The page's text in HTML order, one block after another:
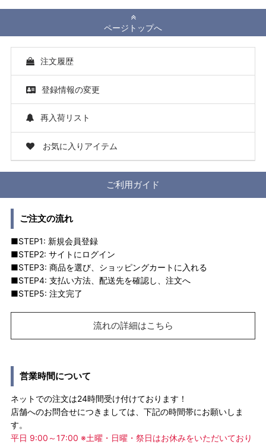
ページトップへ
注文履歴
登録情報の変更
再入荷リスト
お気に入りアイテム
ご利用ガイド
ご注文の流れ
■STEP1: 新規会員登録
■STEP2: サイトにログイン
■STEP3: 商品を選び、ショッピングカートに入れる
■STEP4: 支払い方法、配送先を確認し、注文へ
■STEP5: 注文完了
流れの詳細はこちら
営業時間について
ネットでの注文は24時間受け付けております！
店舗へのお問合せにつきましては、下記の時間帯にお願いしま
す。
平日 9:00～17:00 ※土曜・日曜・祭日はお休みをいただいており